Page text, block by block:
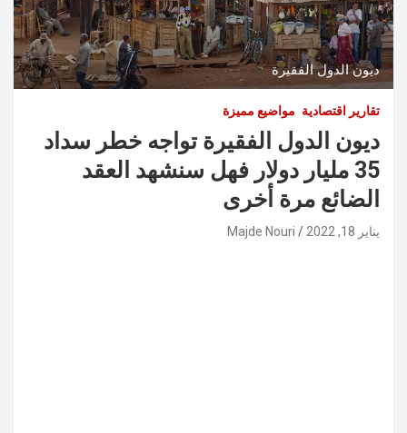
ديون الدول الفقيرة
تقارير اقتصادية مواضيع مميزة
ديون الدول الفقيرة تواجه خطر سداد
35 مليار دولار فهل سنشهد العقد
الضائع مرة أخرى
يناير 18, 2022 Majde Nouri